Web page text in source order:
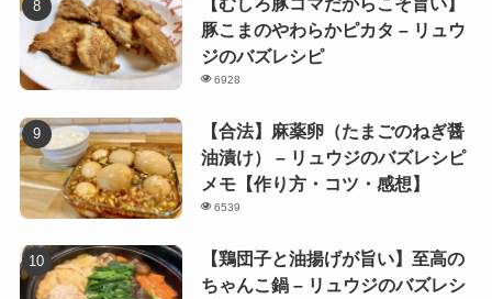
豚こまのやわらかピカタ – リュウ
ジのバズレシピ
6928
【合法】麻薬卵（たまごのねぎ醤
油漬け） – リュウジのバズレシピ
メモ【作り方・コツ・感想】
6539
【鶏団子と油揚げが旨い】至高の
ちゃんこ鍋 – リュウジのバズレシ